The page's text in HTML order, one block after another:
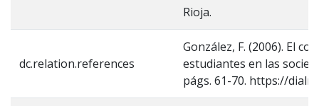
Rioja.
dc.relation.references
González, F. (2006). El
estudiantes en las
págs. 61-70. https://